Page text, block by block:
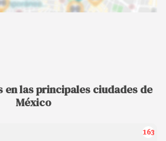
en las principales ciudades de
México
163